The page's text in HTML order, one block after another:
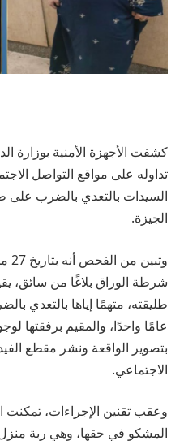
كشفت الأجهزة الأمنية بوزارة
تداوله على مواقع التواصل
السيدات بالتعدي بالضرب
الجيزة.
شرطة الوراق بلاغًا من سائق،
طليقته، متهمًا إياها بالتعدي
عامًا واحدًا، والمقيم برفقتها
بتصوير الواقعة ونشر مقطع
الاجتماعي.
وعقب تقنين الإجراءات، تمكنت
المشكو في حقها، وهي ربة منزل